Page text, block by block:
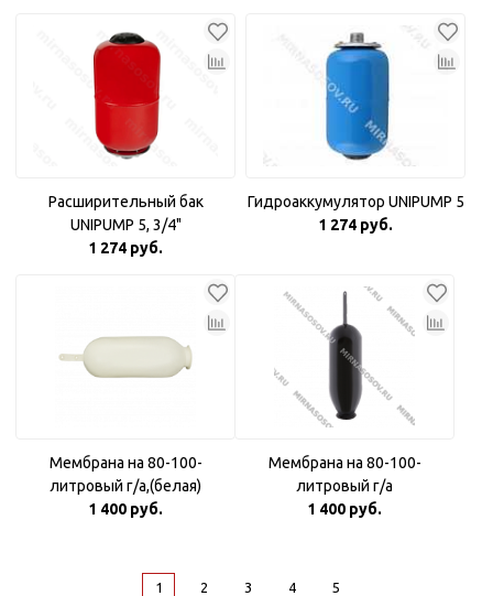
Расширительный бак
UNIPUMP 5, 3/4"
1 274 руб.
Гидроаккумулятор UNIPUMP 5
1 274 руб.
Мембрана на 80-100-
литровый г/а,(белая)
1 400 руб.
Мембрана на 80-100-
литровый г/а
1 400 руб.
1 2 3 4 5